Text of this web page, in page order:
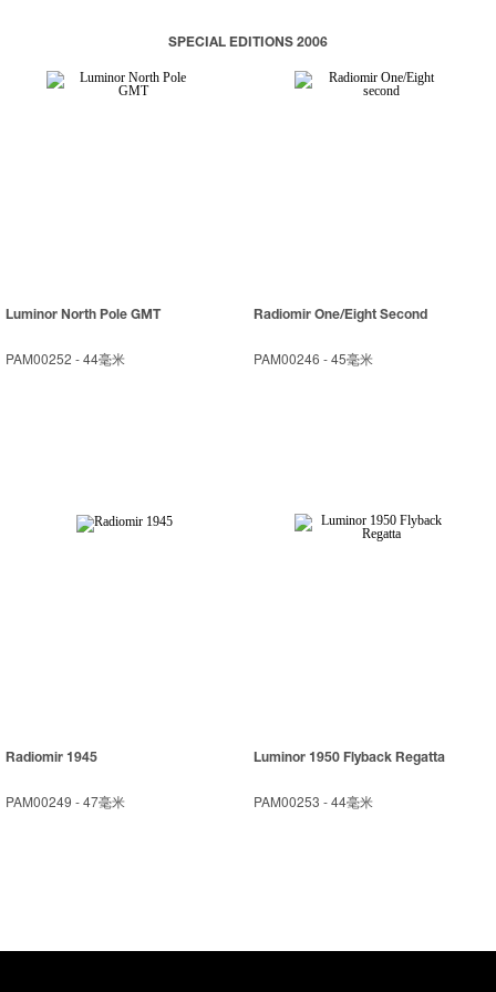
SPECIAL EDITIONS 2006
Luminor North Pole GMT
PAM00252 -44毫米
Radiomir One/Eight Second
PAM00246 -45毫米
Radiomir 1945
PAM00249 -47毫米
Luminor 1950 Flyback Regatta
PAM00253 -44毫米